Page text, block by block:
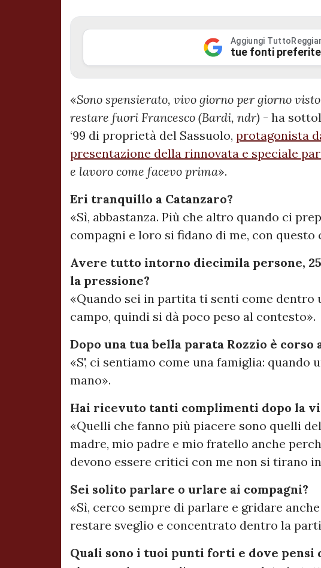
Aggiungi
tue fonti
«Sono spensierato, vivo giorno per giorno
restare fuori Francesco (Bardi, ndr) - ha
‘99 di proprietà del Sassuolo, protagonista
presentazione della rinnovata e speciale
e lavoro come facevo prima».
Eri tranquillo a Catanzaro?
«Sì, abbastanza. Più che altro quando ci
compagni e loro si fidano di me, con
Avere tutto intorno diecimila persone,
la pressione?
«Quando sei in partita ti senti come dentro
campo, quindi si dà poco peso al contesto».
Dopo una tua bella parata Rozzio è
«S', ci sentiamo come una famiglia: quando
mano».
Hai ricevuto tanti complimenti dopo la
«Quelli che fanno più piacere sono quelli
madre, mio padre e mio fratello anche
devono essere critici con me non si tirano
Sei solito parlare o urlare ai compagni?
«Sì, cerco sempre di parlare e gridare
restare sveglio e concentrato dentro la
Quali sono i tuoi punti forti e dove